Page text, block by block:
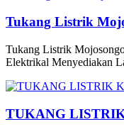
Tukang Listrik
Tukang Listrik
Elektrikal Menyediakan
TUKANG